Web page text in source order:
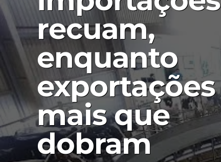
recuam,
enquanto
exportações
mais que
dobram